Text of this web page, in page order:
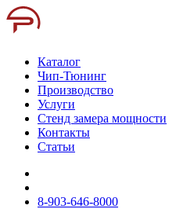
Каталог
Чип-Тюнинг
Производство
Услуги
Стенд замера мощности
Контакты
Статьи
8-903-646-8000